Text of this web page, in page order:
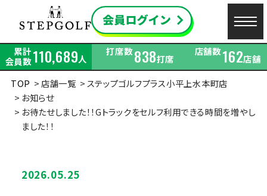
累計
会員数110,689人
打席数838打席
店舗数162店舗
TOP
店舗一覧
ステップゴルフプラス小平上水本町店
お知らせ
お待たせしました！！Gトラックをセルフ利用できる時間を増やし
ました！！
2026.05.25